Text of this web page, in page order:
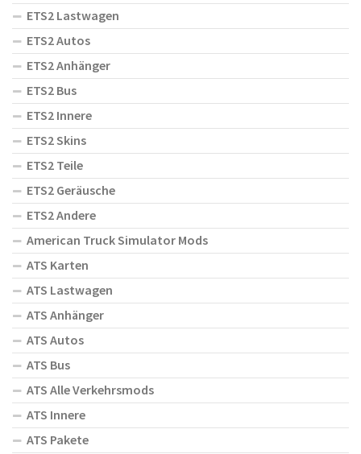
ETS2 Lastwagen
ETS2 Autos
ETS2 Anhänger
ETS2 Bus
ETS2 Innere
ETS2 Skins
ETS2 Teile
ETS2 Geräusche
ETS2 Andere
American Truck Simulator Mods
ATS Karten
ATS Lastwagen
ATS Anhänger
ATS Autos
ATS Bus
ATS Alle Verkehrsmods
ATS Innere
ATS Pakete